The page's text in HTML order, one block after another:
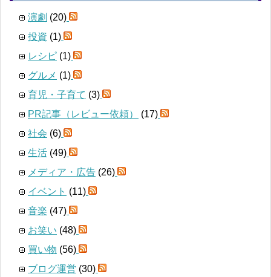
演劇 (20)
投資 (1)
レシピ (1)
グルメ (1)
育児・子育て (3)
PR記事（レビュー依頼）
(17)
社会 (6)
生活 (49)
メディア・広告 (26)
イベント (11)
音楽 (47)
お笑い (48)
買い物 (56)
ブログ運営 (30)